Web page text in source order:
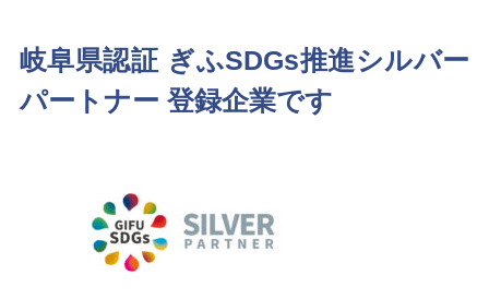
岐阜県認証 ぎふSDGs推進シルバー
パートナー 登録企業です